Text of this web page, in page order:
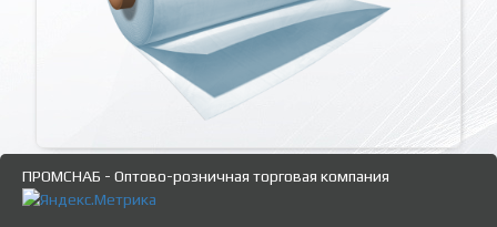
ПРОМСНАБ - Оптово-розничная торговая компания